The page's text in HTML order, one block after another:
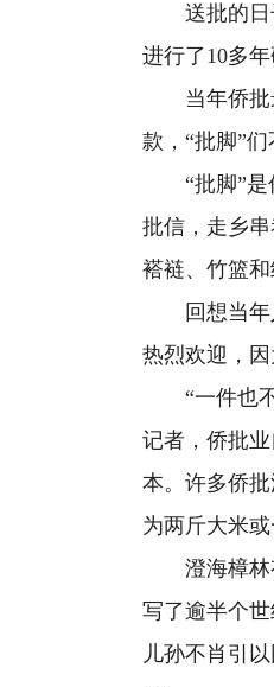
送批的日子
进行了10多
当年侨批最
款，“批脚”们
“批脚”是份
批信，走乡
褡裢、竹篮和
回想当年入
热烈欢迎，
“一件也不
记者，侨批
本。许多侨
为两斤大米
澄海樟林有
写了逾半个
儿孙不肖引